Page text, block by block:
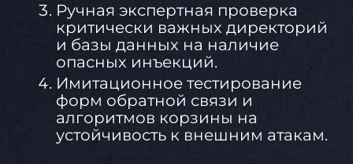
Ручная экспертная проверка
критически важных директорий
и базы данных на наличие
опасных инъекций.
Имитационное тестирование
форм обратной связи и
алгоритмов корзины на
устойчивость к внешним атакам.